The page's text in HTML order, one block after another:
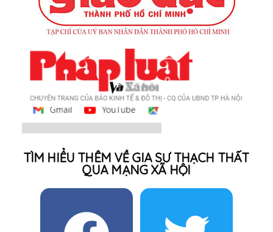
TÌM HIỂU THÊM VỀ GIA SƯ THẠCH THẤT
QUA MẠNG XÃ HỘI